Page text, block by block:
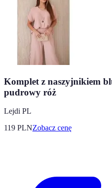
Komplet z naszyjnikiem
pudrowy róż
Lejdi PL
119 PLNZobacz cenę